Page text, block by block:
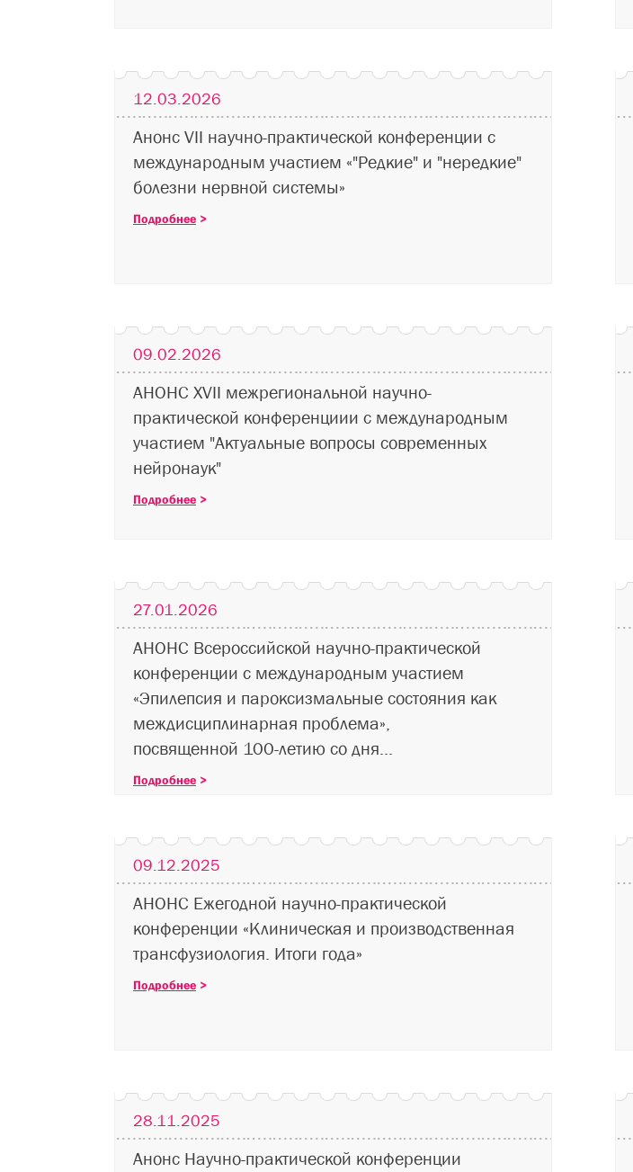
12.03.2026
Анонс VII научно-практической конференции с
международным участием «"Редкие" и "нередкие"
болезни нервной системы»
Подробнее >
09.02.2026
АНОНС XVII межрегиональной научно-
практической конференциии с международным
участием "Актуальные вопросы современных
нейронаук"
Подробнее >
27.01.2026
АНОНС Всероссийской научно-практической
конференции с международным участием
«Эпилепсия и пароксизмальные состояния как
междисциплинарная проблема»,
посвященной 100-летию со дня...
Подробнее >
09.12.2025
АНОНС Ежегодной научно-практической
конференции «Клиническая и производственная
трансфузиология. Итоги года»
Подробнее >
28.11.2025
Анонс Научно-практической конференции